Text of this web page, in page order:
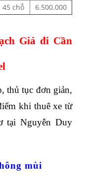
45 chỗ 6.500.000
Giá đi Cần
thủ tục đơn giản,
khi thuê xe từ
tại Nguyễn Duy
mùi